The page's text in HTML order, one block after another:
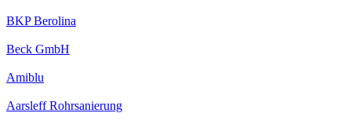
BKP Berolina
Beck GmbH
Amiblu
Aarsleff Rohrsanierung